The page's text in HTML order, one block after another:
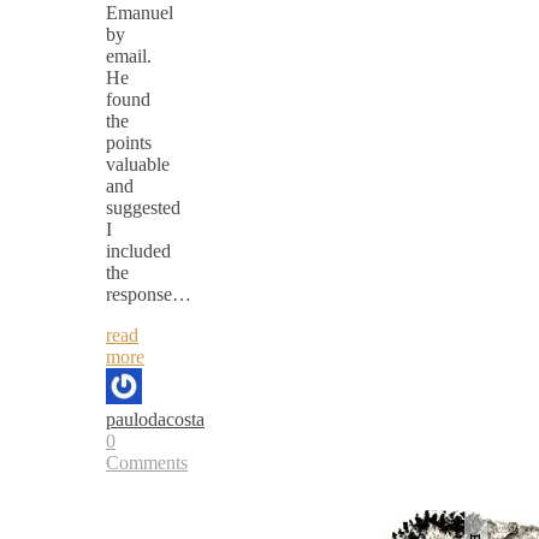
Emanuel
by
email.
He
found
the
points
valuable
and
suggested
I
included
the
response…
read
more
paulodacosta
0
Comments